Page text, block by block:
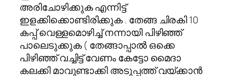
അരിചോഴിക്കുക എന്നിട്ട്
ഇളക്കിക്കൊണ്ടിരിക്കുക . തേങ്ങ ചിരകി 10
കപ്പ് വെള്ളമൊഴിച്ച് നന്നായി പിഴിഞ്ഞ്
പാലെടുക്കുക ( തേങ്ങാപ്പാല്‍ ഒക്കെ
പിഴിഞ്ഞ് വച്ചിട്ട് വേണം കേട്ടോ മൈദാ
കലക്കി മാവുണ്ടാക്കി അടുപ്പത്ത് വയ്ക്കാന്‍